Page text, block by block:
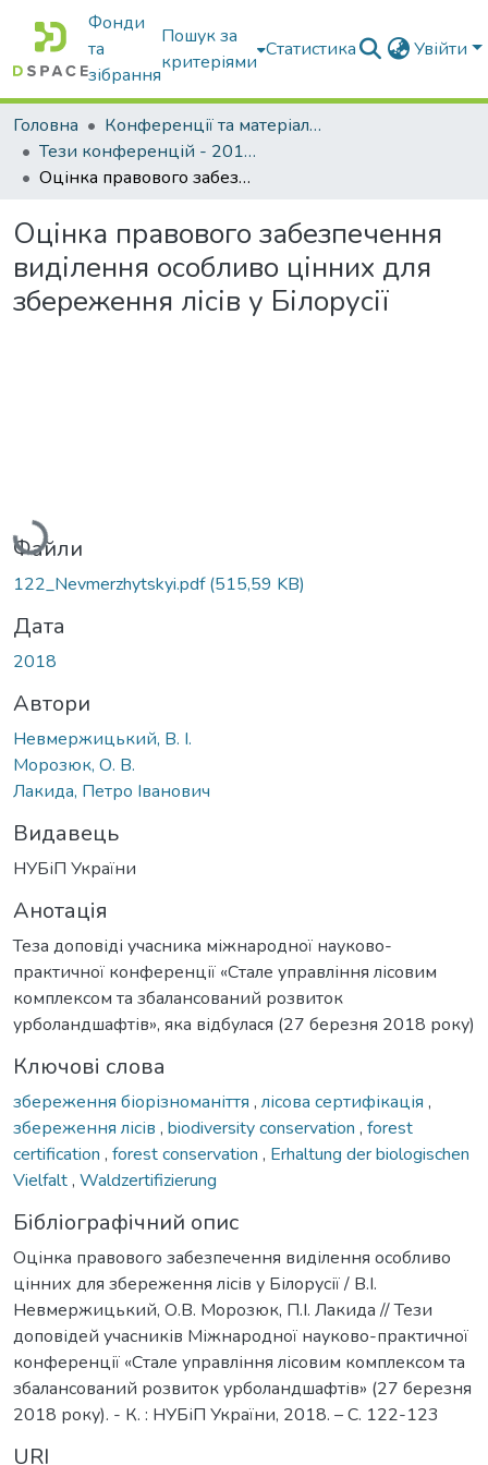
Фонди
та
зібрання
Пошук за
критеріями
Статистика Увійти
Головна
Конференції та матеріали конференцій
Тези конференцій - 2015 - 2018
Оцінка правового забезпечення виділення особливо цінних для збереження лісів у Білорусії
Оцінка правового забезпечення
виділення особливо цінних для
збереження лісів у Білорусії
Вантажиться...
Файли
122_Nevmerzhytskyi.pdf(515,59 KB)
Дата
2018
Автори
Невмержицький, В. І.
Морозюк, О. В.
Лакида, Петро Іванович
Видавець
НУБіП України
Анотація
Теза доповіді учасника міжнародної науково-
практичної конференції «Стале управління лісовим
комплексом та збалансований розвиток
урболандшафтів», яка відбулася (27 березня 2018 року)
Ключові слова
збереження біорізноманіття , лісова сертифікація ,
збереження лісів , biodiversity conservation , forest
certification , forest conservation , Erhaltung der biologischen
Vielfalt, Waldzertifizierung
Бібліографічний опис
Оцінка правового забезпечення виділення особливо
цінних для збереження лісів у Білорусії / В.І.
Невмержицький, О.В. Морозюк, П.І. Лакида // Тези
доповідей учасників Міжнародної науково-практичної
конференції «Стале управління лісовим комплексом та
збалансований розвиток урболандшафтів» (27 березня
2018 року). - К. : НУБіП України, 2018. – С. 122-123
URI